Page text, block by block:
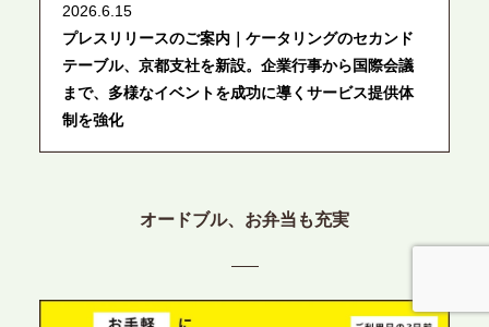
2026.6.15
プレスリリースのご案内｜ケータリングのセカンド
テーブル、京都支社を新設。企業行事から国際会議
まで、多様なイベントを成功に導くサービス提供体
制を強化
プレスリリースのご案内｜ケータリングのセカンド
目の展開で、拡大する出張パーティー・ケータリン
オードブル、お弁当も充実